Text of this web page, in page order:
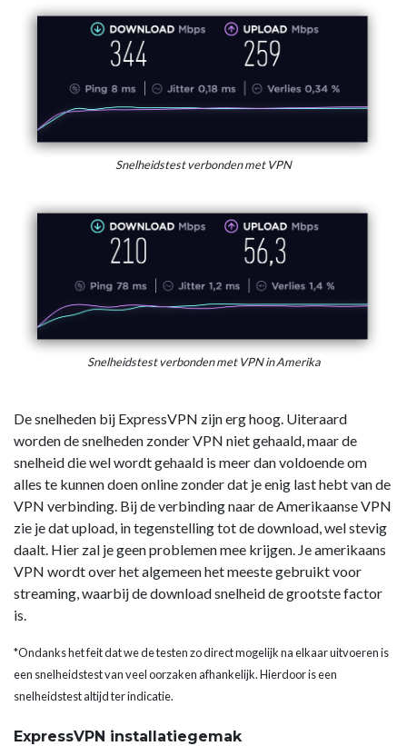
Snelheidstest verbonden met VPN
Snelheidstest verbonden met VPN in Amerika
De snelheden bij ExpressVPN zijn erg hoog. Uiteraard
worden de snelheden zonder VPN niet gehaald, maar de
snelheid die wel wordt gehaald is meer dan voldoende om
alles te kunnen doen online zonder dat je enig last hebt van de
VPN verbinding. Bij de verbinding naar de Amerikaanse VPN
zie je dat upload, in tegenstelling tot de download, wel stevig
daalt. Hier zal je geen problemen mee krijgen. Je amerikaans
VPN wordt over het algemeen het meeste gebruikt voor
streaming, waarbij de download snelheid de grootste factor
is.
*Ondanks het feit dat we de testen zo direct mogelijk na elkaar uitvoeren is
een snelheidstest van veel oorzaken afhankelijk. Hierdoor is een
snelheidstest altijd ter indicatie.
ExpressVPN installatiegemak